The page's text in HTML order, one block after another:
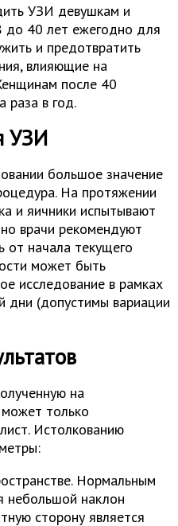
УЗИ девушкам и
до 40 лет ежегодно для
и предотвратить
влияющие на
после 40
раза в год.
УЗИ
большое значение
На протяжении
и яичники испытывают
врачи рекомендуют
начала текущего
может быть
исследование в рамках
дни (допустимы вариации
на
только
Истолкованию
Нормальным
небольшой наклон
сторону является